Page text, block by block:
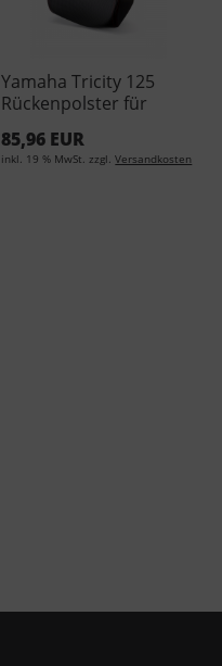
Yamaha Tricity 125
Rückenpolster für
F843F-20-00
85,96 EUR
inkl. 19 % MwSt. zzgl.Versandkosten